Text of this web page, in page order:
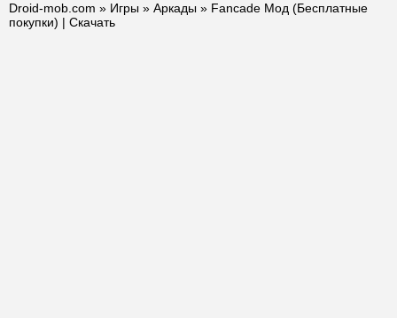
Droid-mob.com » Игры » Аркады » Fancade Мод (Бесплатные
покупки) | Скачать